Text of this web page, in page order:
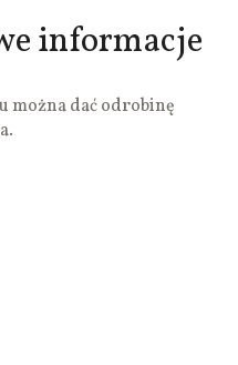
informacje
można dać odrobinę